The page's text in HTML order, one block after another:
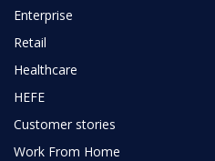
Enterprise
Retail
Healthcare
HEFE
Customer stories
Work From Home